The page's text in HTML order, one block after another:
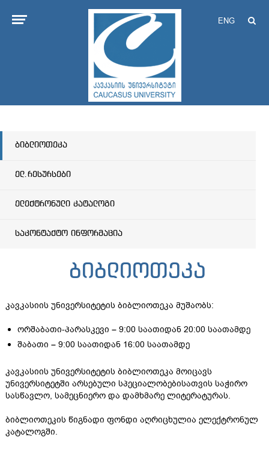
ENG
ბიბლიოთეკა
ელ.რესურსები
ელექტრონული კატალოგი
საკონტაქტო ინფორმაცია
ბიბლიოთეკა
კავკასიის უნივერსიტეტის ბიბლიოთეკა მუშაობს:
ორშაბათი-პარასკევი – 9:00 საათიდან 20:00 საათამდე
შაბათი – 9:00 საათიდან 16:00 საათამდე
კავკასიის უნივერსიტეტის ბიბლიოთეკა მოიცავს
უნივერსიტეტში არსებული სპეციალობებისათვის საჭირო
სასწავლო, სამეცნიერო და დამხმარე ლიტერატურას.
ბიბლიოთეკის წიგნადი ფონდი აღრიცხულია ელექტრონულ
კატალოგში.